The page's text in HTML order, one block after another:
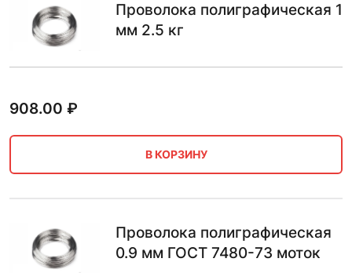
Проволока полиграфическая 1
мм 2.5 кг
908.00 ₽
В КОРЗИНУ
Проволока полиграфическая
0.9 мм ГОСТ 7480-73 моток